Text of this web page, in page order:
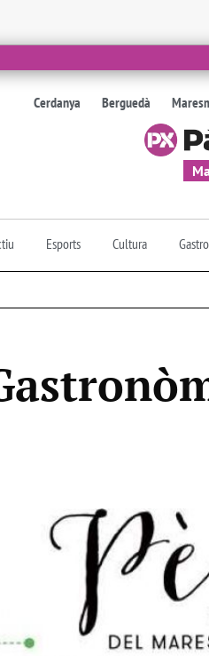
Cerdanya Berguedà
Esports Cultura